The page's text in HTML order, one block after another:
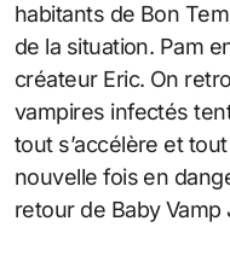
habitants de Bon
de la situation. Pam
créateur Eric. On
vampires infectés
tout s’accélère et
nouvelle fois en
retour de Baby Vamp